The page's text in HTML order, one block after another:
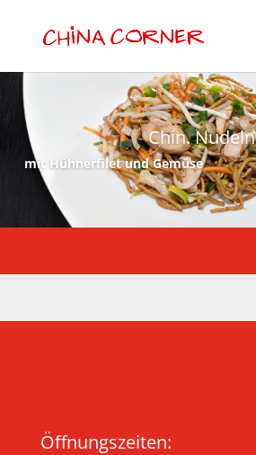
Chin. Nudeln
mit Hühnerfilet und Gemüse
Öffnungszeiten: